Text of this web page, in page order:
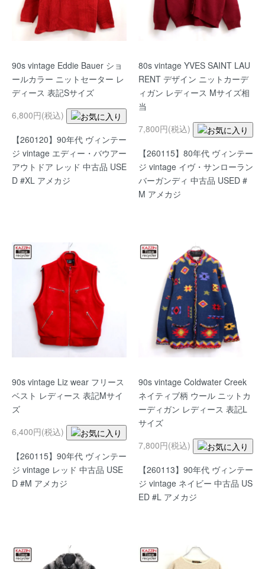
90s vintage Eddie Bauer ショ
ールカラー ニットセーター レ
ディース 表記Sサイズ
6,800円(税込)
【260120】90年代 ヴィンテー
ジ vintage エディー・バウアー
アウトドア レッド 中古品 USE
D #XL アメカジ
80s vintage YVES SAINT LAU
RENT デザイン ニットカーデ
ィガン レディース Mサイズ相
当
7,800円(税込)
【260115】80年代 ヴィンテー
ジ vintage イヴ・サンローラン
バーガンディ 中古品 USED #
M アメカジ
90s vintage Liz wear フリース
ベスト レディース 表記Mサイ
ズ
6,400円(税込)
【260115】90年代 ヴィンテー
ジ vintage レッド 中古品 USE
D #M アメカジ
90s vintage Coldwater Creek
ネイティブ柄 ウール ニットカ
ーディガン レディース 表記L
サイズ
7,800円(税込)
【260113】90年代 ヴィンテー
ジ vintage ネイビー 中古品 US
ED #L アメカジ